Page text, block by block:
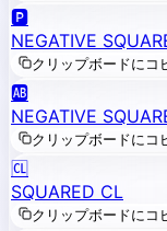
🅿️
NEGATIVE
クリップボードにコ
🆎
NEGATIVE
クリップボードにコ
🆑
SQUARED CL
クリップボードにコ